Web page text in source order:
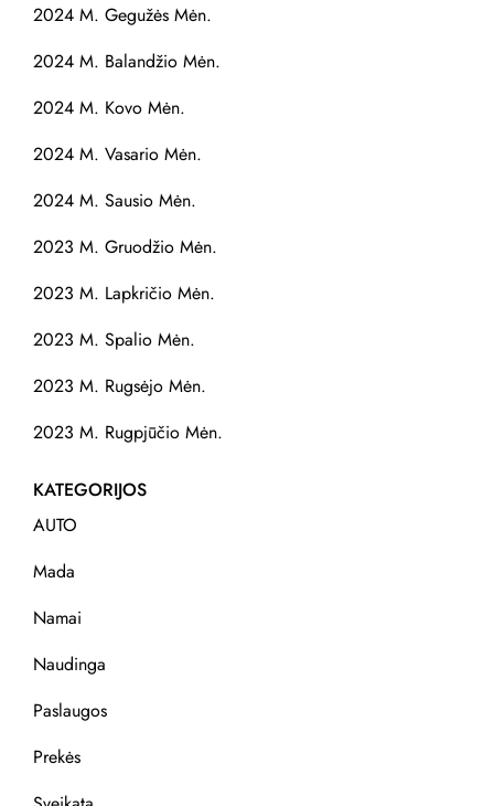
2024 M. Gegužės Mėn.
2024 M. Balandžio Mėn.
2024 M. Kovo Mėn.
2024 M. Vasario Mėn.
2024 M. Sausio Mėn.
2023 M. Gruodžio Mėn.
2023 M. Lapkričio Mėn.
2023 M. Spalio Mėn.
2023 M. Rugsėjo Mėn.
2023 M. Rugpjūčio Mėn.
KATEGORIJOS
AUTO
Mada
Namai
Naudinga
Paslaugos
Prekės